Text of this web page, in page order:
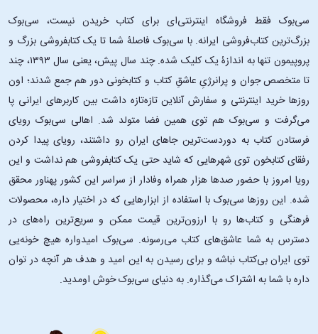
سی‌بوک فقط فروشگاه اینترنتی‌ای برای کتاب خریدن نیست، سی‌بوک
بزرگ‌ترین کتاب‌فروشی ایرانه. با سی‌بوک فاصلۀ شما تا یک کتابفروشی بزرگ و
پروپیمون تنها به اندازۀ یک کلیک شده. چند سال پیش، یعنی سال ۱۳۹۳، چند
تا متخصص جوان و پرانرژیِ عاشقِ کتاب و کتابخونی دور هم جمع شدند؛ اون‌
روزها خرید اینترنتی و سفارش آنلاین تازه‌تازه داشت بین کاربرهای ایرانی پا
می‌گرفت و سی‌بوک هم توی همین فضا متولد شد. اهالی سی‌بوک رویای
فرستادن کتاب به دوردست‌ترین جاهای ایران رو داشتند، رویای پیدا کردن
رفقای کتابخون توی شهرهایی که شاید حتی یک کتابفروشی هم نداشت و این
رویا امروز با حضور صدها هزار همراه وفادار از سراسر این کشور پهناور محقق
شده. این ‌روزها سی‌بوک با استفاده از ابزارهایی که در اختیار داره، محصولات
فرهنگی و کتاب‌ها رو با ارزون‌ترین قیمت ممکن و سریع‌ترین راه‌های در
دسترس به شما عاشق‌های کتاب می‌رسونه. سی‌بوک امیدواره هیچ خونه‌یی
توی ایران بی‌کتاب نباشه و برای رسیدن به این امید و هدف هر آنچه در توان
داره با شما به اشتراک می‌گذاره. به دنیای سی‌بوک خوش اومدید.